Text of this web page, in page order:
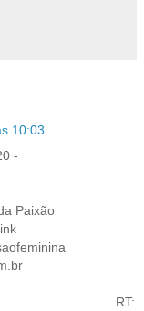
10:03
-
Paixão
RT: